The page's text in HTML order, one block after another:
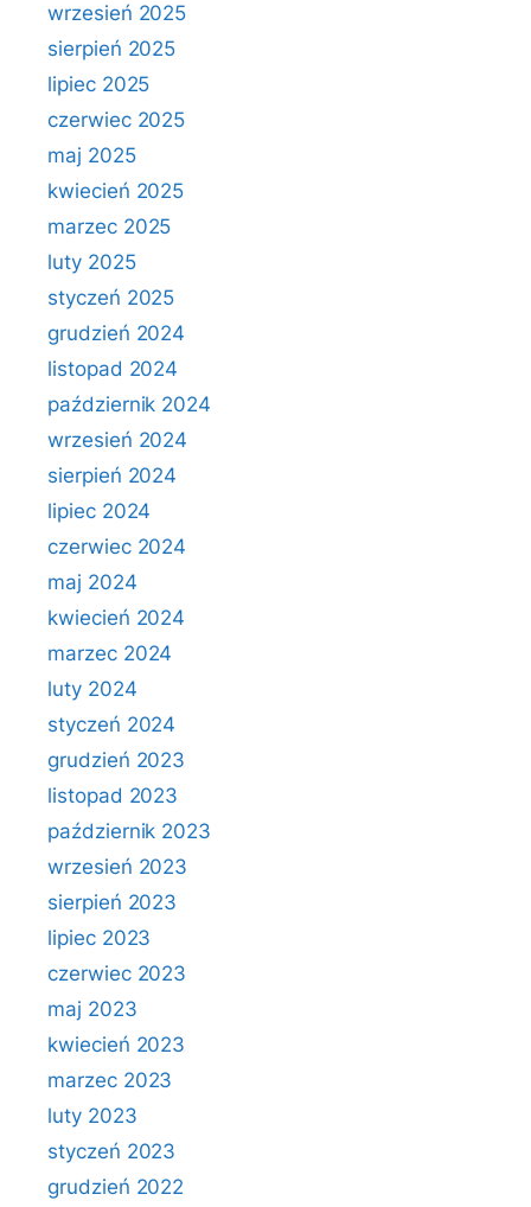
wrzesień 2025
sierpień 2025
lipiec 2025
czerwiec 2025
maj 2025
kwiecień 2025
marzec 2025
luty 2025
styczeń 2025
grudzień 2024
listopad 2024
październik 2024
wrzesień 2024
sierpień 2024
lipiec 2024
czerwiec 2024
maj 2024
kwiecień 2024
marzec 2024
luty 2024
styczeń 2024
grudzień 2023
listopad 2023
październik 2023
wrzesień 2023
sierpień 2023
lipiec 2023
czerwiec 2023
maj 2023
kwiecień 2023
marzec 2023
luty 2023
styczeń 2023
grudzień 2022